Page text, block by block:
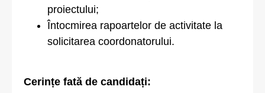
proiectului;
Întocmirea rapoartelor de activitate la
solicitarea coordonatorului.
Cerințe fată de candidați: